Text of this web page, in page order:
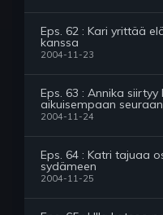
Eps. 62 : Kari yrittää
kanssa
2004-11-23
Eps. 63 : Annika
aikuisempaan seuraan
2004-11-24
Eps. 64 : Katri tajuaa
sydämeen
2004-11-25